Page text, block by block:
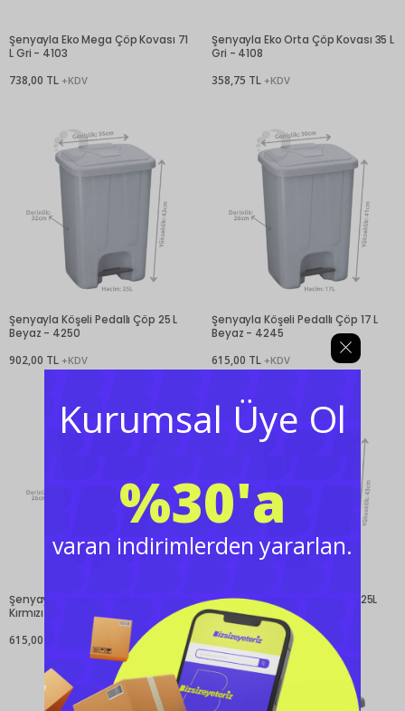
Kurumsal Üye Ol
%30'a
varan indirimlerden yararlan.
Şenyayla Eko Mega Çöp Kovası 71
L Gri - 4103
738,00 TL +KDV
Şenyayla Eko Orta Çöp Kovası 35 L
Gri - 4108
358,75 TL +KDV
Şenyayla Köşeli Pedallı Çöp 25 L
Beyaz - 4250
902,00 TL +KDV
Şenyayla Köşeli Pedallı Çöp 17 L
Beyaz - 4245
615,00 TL +KDV
Şenyayla Köşeli Pedallı Çöp 17 L
Kırmızı - 4245
615,00 TL
Şenyayla Köşeli Pedallı Çöp 25L
4250 Mavi
902,00 TL
+KDV